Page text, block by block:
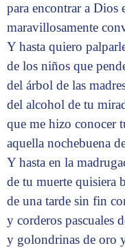
para encontrar a Dios
maravillosamente
Y hasta quiero
de los niños que
del árbol de las
del alcohol de tu
que me hizo conocer
aquella nochebuena
Y hasta en la
de tu muerte quisiera
de una tarde sin fin
y corderos pascuales
y golondrinas de oro